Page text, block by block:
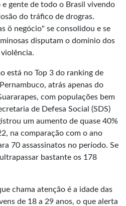
gente de todo o Brasil vivendo
do tráfico de drogras.
ö negócio" se consolidou e se
disputam o domínio dos
está no Top 3 do ranking de
atrás apenas do
com populações bem
de Defesa Social (SDS)
um aumento de quase 40%
na comparação com o ano
70 assassinatos no período. Se
bastante os 178
chama atenção é a idade das
de 18 a 29 anos, o que alerta